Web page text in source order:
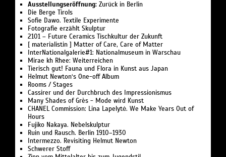
Ausstellungseröffnung: Zurück in Berlin
Die Berge Tirols
Sofie Dawo. Textile Experimente
Fotografie erzählt Skulptur
2101 – Future Ceramics Tischkultur der Zukunft
[ materialistin ] Matter of Care, Care of Matter
InterNationalgalerie#1: Nationalmuseum in Warschau
Mirae kh Rhee: Weiterreichen
Tierisch gut! Fauna und Flora in Kunst aus Japan
Helmut Newton‘s One-off Album
Rooms / Stages
Cassirer und der Durchbruch des Impressionismus
Many Shades of Grès - Mode wird Kunst
CHANEL Commission: Lina Lapelytė. We Make Years Out of
Hours
Fujiko Nakaya. Nebelskulptur
Ruin und Rausch. Berlin 1910–1930
Intermezzo. Revisiting Helmut Newton
Schwerer Stoff